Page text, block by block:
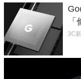
頂
3C